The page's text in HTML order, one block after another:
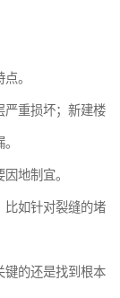
。
严重损坏；新建楼
地制宜。
比如针对裂缝的堵
键的还是找到根本